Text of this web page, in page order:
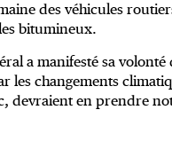
des véhicules
bitumineux.
a manifesté sa volonté
les changements
devraient en prendre